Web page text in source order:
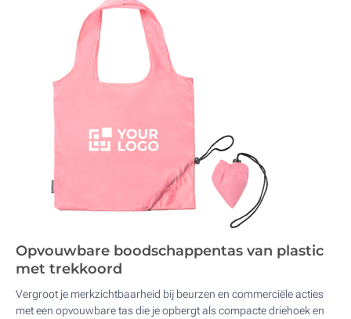
Opvouwbare boodschappentas van plastic
met trekkoord
Vergroot je merkzichtbaarheid bij beurzen en commerciële acties
met een opvouwbare tas die je opbergt als compacte driehoek en